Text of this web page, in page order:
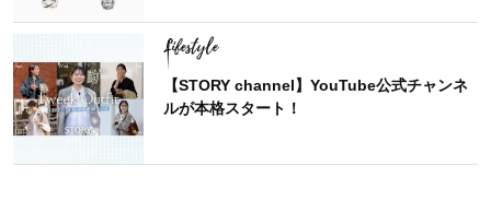
Lifestyle
【STORY channel】YouTube公式チャンネ
ルが本格スタート！